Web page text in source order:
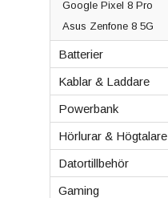
Google Pixel 8 Pro
Asus Zenfone 8 5G
Batterier
Kablar & Laddare
Powerbank
Hörlurar & Högtalare
Datortillbehör
Gaming